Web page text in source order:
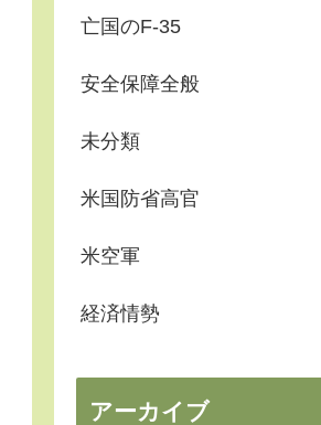
亡国のF-35
安全保障全般
未分類
米国防省高官
米空軍
経済情勢
アーカイブ